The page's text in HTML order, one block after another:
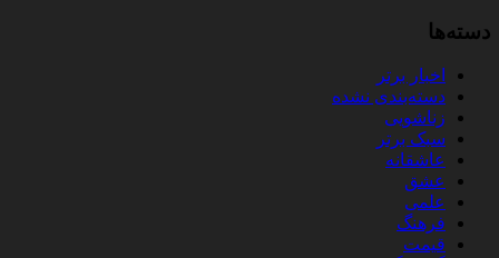
دسته‌ها
اخبار برتر
دسته‌بندی نشده
زناشویی
سبک برتر
عاشقانه
عشق
علمی
فرهنگ
قیمت